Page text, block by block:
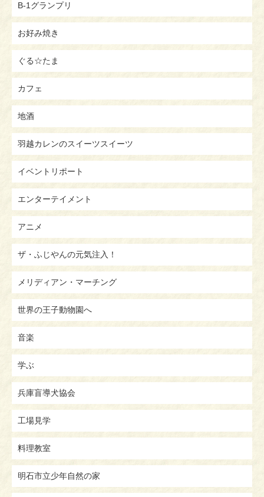
B-1グランプリ
お好み焼き
ぐる☆たま
カフェ
地酒
羽越カレンのスイーツスイーツ
イベントリポート
エンターテイメント
アニメ
ザ・ふじやんの元気注入！
メリディアン・マーチング
世界の王子動物園へ
音楽
学ぶ
兵庫盲導犬協会
工場見学
料理教室
明石市立少年自然の家